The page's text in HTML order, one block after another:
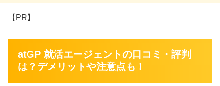
【PR】
atGP 就活エージェントの口コミ・評判
は？デメリットや注意点も！